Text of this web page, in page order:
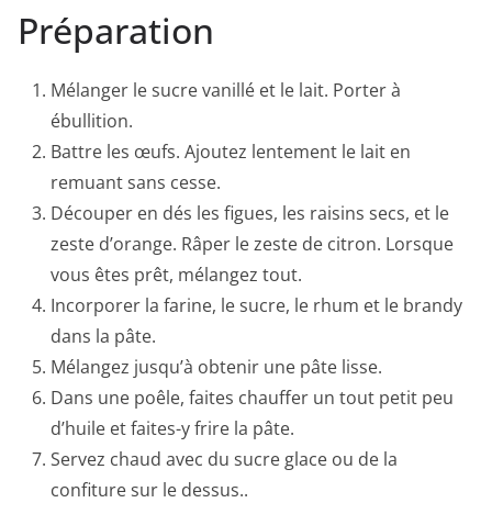
Préparation
Mélanger le sucre vanillé et le lait. Porter à
ébullition.
Battre les œufs. Ajoutez lentement le lait en
remuant sans cesse.
Découper en dés les figues, les raisins secs, et le
zeste d’orange. Râper le zeste de citron. Lorsque
vous êtes prêt, mélangez tout.
Incorporer la farine, le sucre, le rhum et le brandy
dans la pâte.
Mélangez jusqu’à obtenir une pâte lisse.
Dans une poêle, faites chauffer un tout petit peu
d’huile et faites-y frire la pâte.
Servez chaud avec du sucre glace ou de la
confiture sur le dessus..